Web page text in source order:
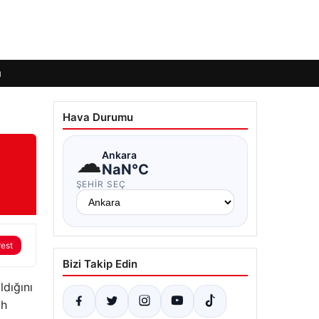
Hava Durumu
☁Ankara
NaN°C
ŞEHIR SEÇ
Bizi Takip Edin